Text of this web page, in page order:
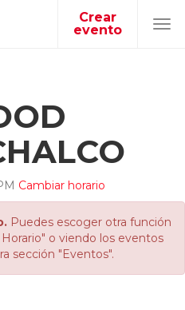
Crear
evento
Cambiar horario
Puedes escoger otra función
o viendo los eventos
sección "Eventos".